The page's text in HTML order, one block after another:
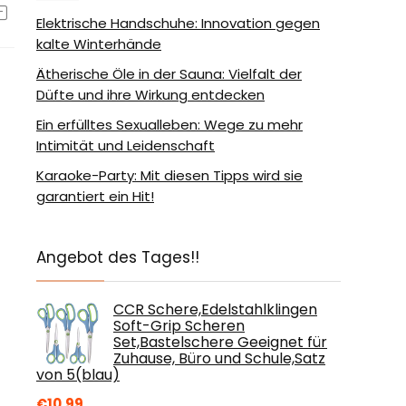
Elektrische Handschuhe: Innovation gegen
kalte Winterhände
Ätherische Öle in der Sauna: Vielfalt der
Düfte und ihre Wirkung entdecken
Ein erfülltes Sexualleben: Wege zu mehr
Intimität und Leidenschaft
Karaoke-Party: Mit diesen Tipps wird sie
garantiert ein Hit!
Angebot des Tages!!
CCR Schere,Edelstahlklingen
Soft-Grip Scheren
Set,Bastelschere Geeignet für
Zuhause, Büro und Schule,Satz
von 5(blau)